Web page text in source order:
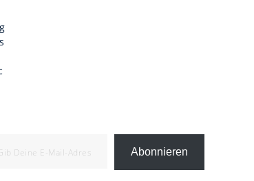
Abonnieren